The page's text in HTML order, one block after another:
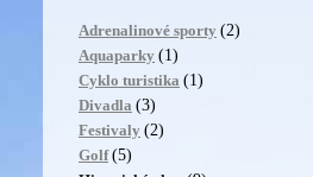
Adrenalinové sporty (2)
Aquaparky (1)
Cyklo turistika (1)
Divadla (3)
Festivaly (2)
Golf (5)